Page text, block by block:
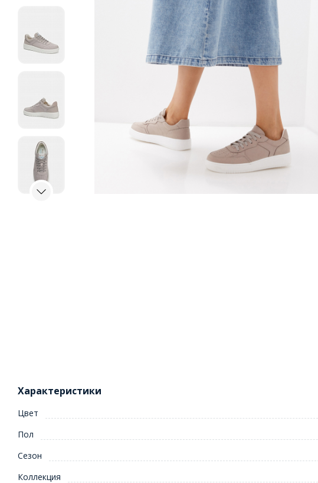
Адреса магазинов
Характеристики
Цвет
Пол
Сезон
Коллекция